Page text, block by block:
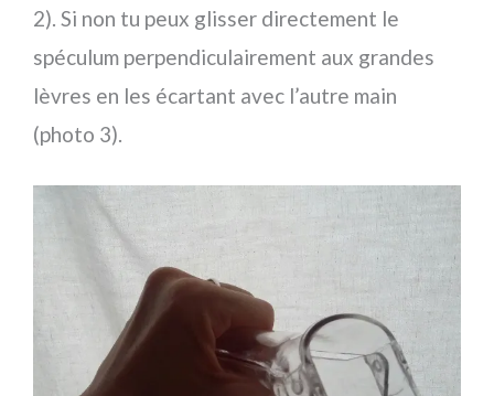
2). Si non tu peux glisser directement le
spéculum perpendiculairement aux grandes
lèvres en les écartant avec l’autre main
(photo 3).